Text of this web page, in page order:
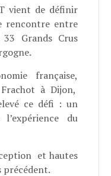
vient de définir
rencontre entre
Grands Crus
française,
à Dijon,
ce défi : un
du
et hautes
précédent.